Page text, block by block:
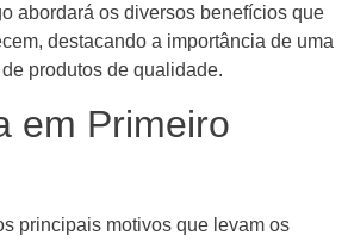
abordará os diversos benefícios que
destacando a importância de uma
produtos de qualidade.
em Primeiro
principais motivos que levam os